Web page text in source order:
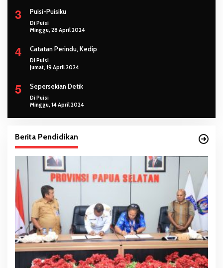
3 Puisi-Puisiku
Di Puisi
Minggu, 28 April 2024
4 Catatan Perindu, Kedip
Di Puisi
Jumat, 19 April 2024
5 Sepersekian Detik
Di Puisi
Minggu, 14 April 2024
Berita Pendidikan